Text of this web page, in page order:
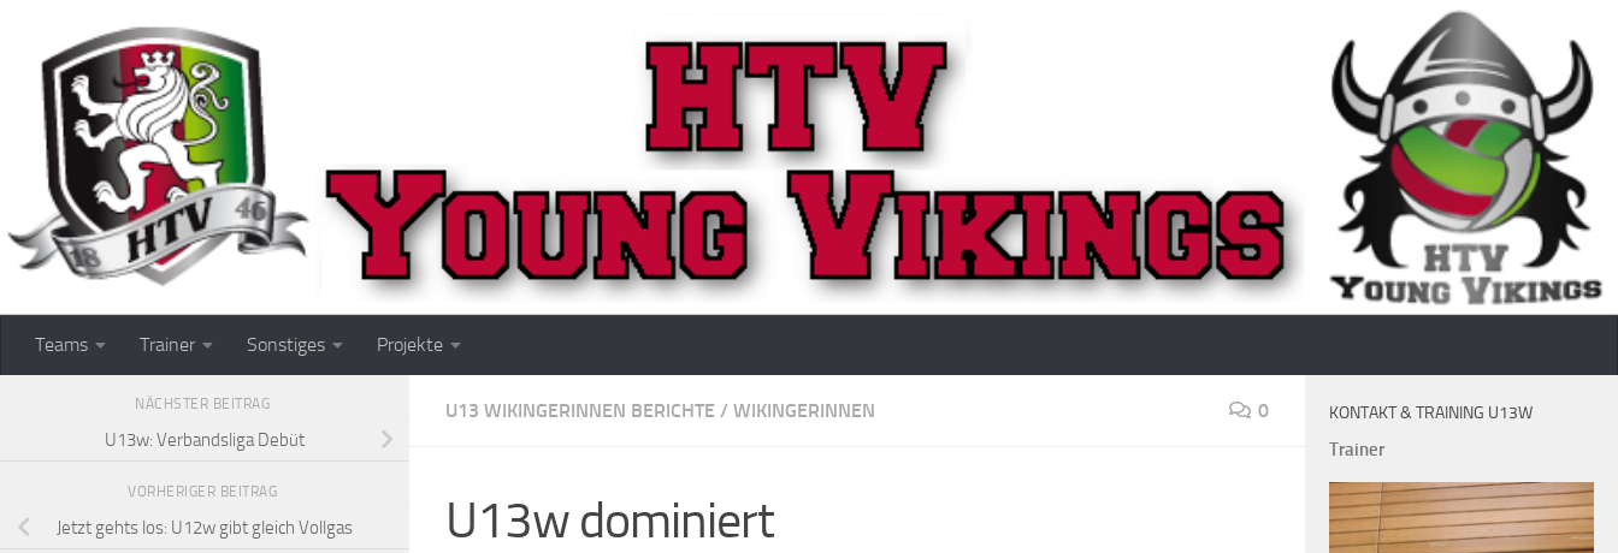
Zum Inhalt springen
Teams Trainer Sonstiges Projekte
U13 WIKINGERINNEN BERICHTE / WIKINGERINNEN 0
U13w dominiert
NÄCHSTER BEITRAG
U13w: Verbandsliga Debüt
VORHERIGER BEITRAG
Jetzt gehts los: U12w gibt gleich Vollgas
KONTAKT & TRAINING U13W
Trainer